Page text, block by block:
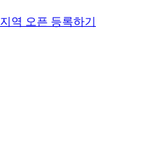
지역 오픈 등록하기